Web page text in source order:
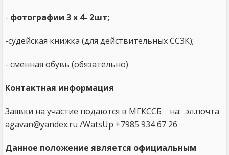
- фотографии 3 х 4- 2шт;
-судейская книжка (для действительных СС3К);
- сменная обувь (обязательно)
Контактная информация
Заявки на участие подаются в МГКССБ на: эл.почта
agavan@yandex.ru /WatsUp +7985 934 67 26
Данное положение является официальным